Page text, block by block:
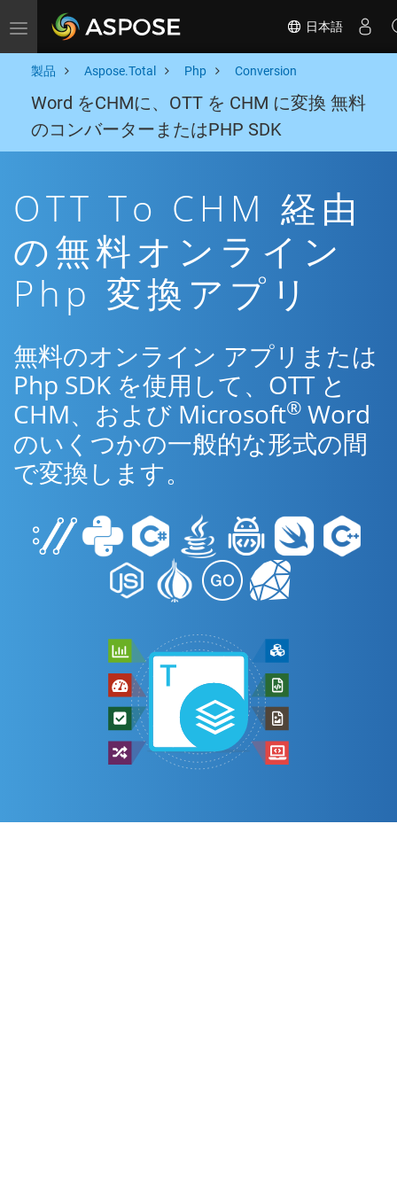
Toggle navigation 日本語
製品 Aspose.Total Php Conversion
Word をCHMに、OTT を CHM に変換 無料
のコンバーターまたはPHP SDK
OTT To CHM 経由
の無料オンライン
Php 変換アプリ
無料のオンライン アプリまたは
Php SDK を使用して、OTT と
CHM、および Microsoft® Word
のいくつかの一般的な形式の間
で変換します。